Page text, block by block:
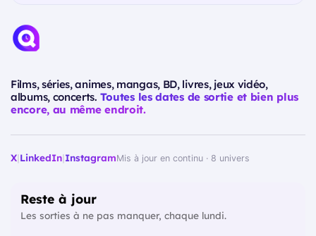
Films, séries, animes, mangas, BD, livres, jeux vidéo,
albums, concerts. Toutes les dates de sortie et bien plus
encore, au même endroit.
X|LinkedIn|InstagramMis à jour en continu · 8 univers
Reste à jour
Les sorties à ne pas manquer, chaque lundi.